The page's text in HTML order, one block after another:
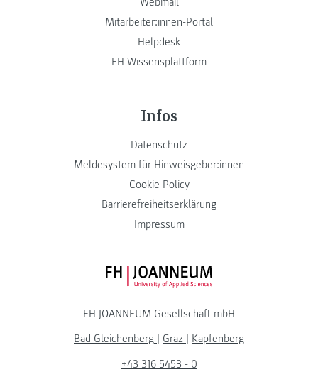
Mitarbeiter:innen-Portal
Helpdesk
FH Wissensplattform
Infos
Datenschutz
Meldesystem für Hinweisgeber:innen
Cookie Policy
Barrierefreiheitserklärung
Impressum
FH JOANNEUM Logo
FH JOANNEUM Gesellschaft mbH
Bad Gleichenberg
Graz
Kapfenberg
+43 316 5453 - 0